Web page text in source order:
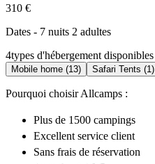
310 €
Dates - 7 nuits 2 adultes
4types d'hébergement disponibles
Mobile home (13) Safari Tents (1)
Pourquoi choisir Allcamps :
Plus de 1500 campings
Excellent service client
Sans frais de réservation